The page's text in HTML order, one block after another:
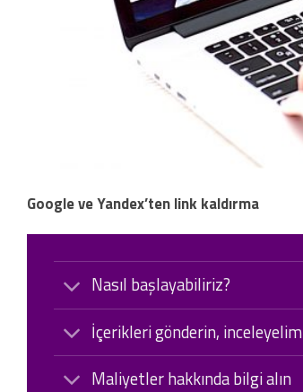
Google ve Yandex’ten link kaldırma
Nasıl başlayabiliriz?
İçerikleri gönderin, inceleyelim
Maliyetler hakkında bilgi alın